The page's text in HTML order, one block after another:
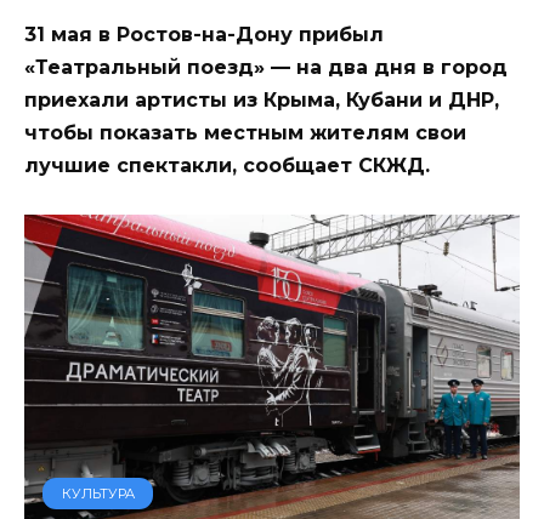
31 мая в Ростов-на-Дону прибыл
«Театральный поезд» — на два дня в город
приехали артисты из Крыма, Кубани и ДНР,
чтобы показать местным жителям свои
лучшие спектакли, сообщает СКЖД.
КУЛЬТУРА